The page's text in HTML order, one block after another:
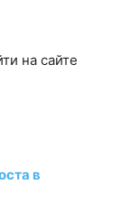
на сайте
в